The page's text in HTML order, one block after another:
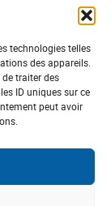
technologies telles
des appareils.
traiter des
ID uniques sur ce
peut avoir